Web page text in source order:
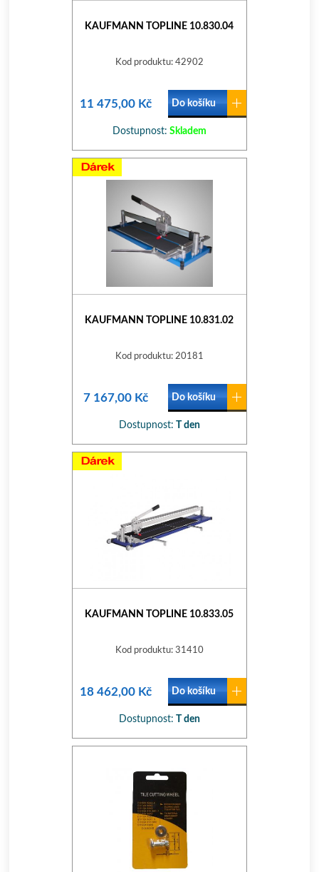
KAUFMANN TOPLINE 10.830.04
Kod produktu: 42902
11 475,00 Kč Do košíku
Dostupnost: Skladem
KAUFMANN TOPLINE 10.831.02
Kod produktu: 20181
7 167,00 Kč Do košíku
Dostupnost: T den
KAUFMANN TOPLINE 10.833.05
Kod produktu: 31410
18 462,00 Kč Do košíku
Dostupnost: T den